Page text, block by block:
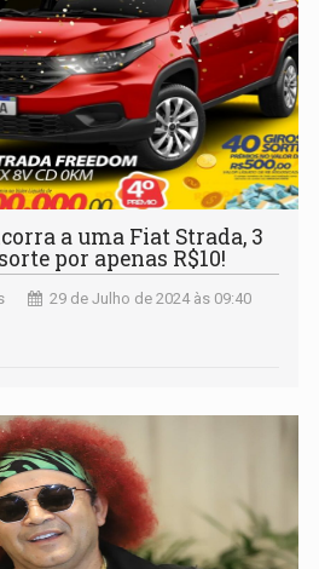
a uma Fiat Strada, 3
por apenas R$10!
29 de Julho de 2024 às 09:40